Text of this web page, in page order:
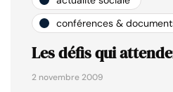
conférences &
Les défis qui
2 novembre 2009